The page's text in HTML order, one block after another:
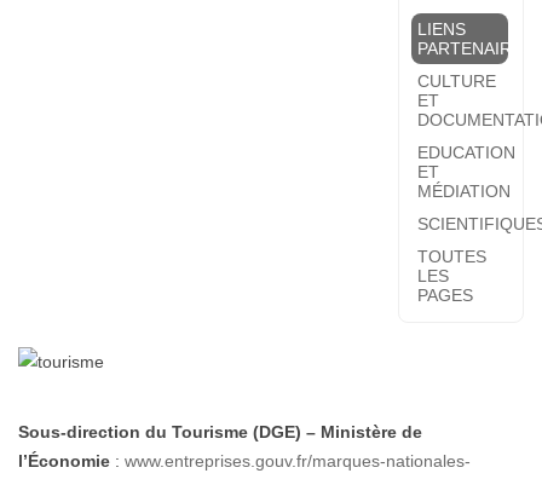
LIENS
PARTENAIRES
CULTURE
ET
EDUCATION
ET
MÉDIATION
TOUTES
LES
PAGES
Sous-direction du Tourisme (DGE) – Ministère de
l’Économie : www.entreprises.gouv.fr/marques-nationales-